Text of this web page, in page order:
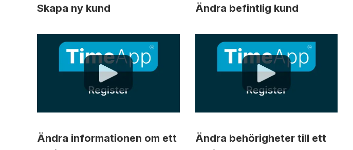
Skapa ny kund Ändra befintlig kund
Ändra informationen om ett
Ändra behörigheter till ett